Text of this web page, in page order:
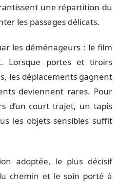
une répartition du
les passages délicats.
les déménageurs : le film
Lorsque portes et tiroirs
les déplacements gagnent
deviennent rares. Pour
d’un court trajet, un tapis
les objets sensibles suffit
adoptée, le plus décisif
chemin et le soin porté à